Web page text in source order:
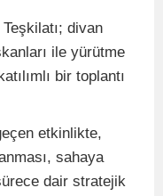
divan
ile yürütme
bir toplantı
etkinlikte,
sahaya
dair stratejik